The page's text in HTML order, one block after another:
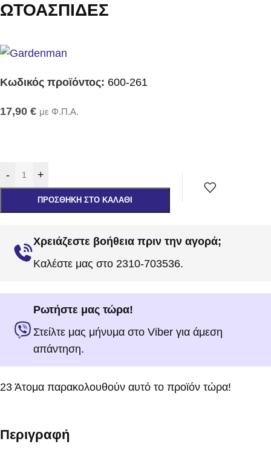
ΩΤΟΑΣΠΙΔΕΣ
Κωδικός προϊόντος: 600-261
17,90 € με Φ.Π.Α.
- +
ΠΡΟΣΘΉΚΗ ΣΤΟ ΚΑΛΆΘΙ
Χρειάζεστε βοήθεια πριν την αγορά;
Καλέστε μας στο 2310-703536.
Ρωτήστε μας τώρα!
Στείλτε μας μήνυμα στο Viber για άμεση
απάντηση.
23 Άτομα παρακολουθούν αυτό το προϊόν τώρα!
Περιγραφή